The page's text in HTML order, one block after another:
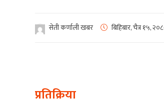
सेती कर्णाली खबर बिहिबार, चैत्र १५,
प्रतिक्रिया